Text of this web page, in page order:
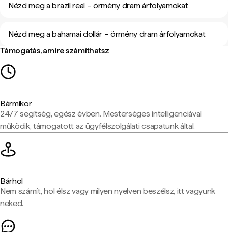
Nézd meg a brazil real – örmény dram árfolyamokat
Nézd meg a bahamai dollár – örmény dram árfolyamokat
Támogatás, amire számíthatsz
Bármikor
24/7 segítség, egész évben. Mesterséges intelligenciával
működik, támogatott az ügyfélszolgálati csapatunk által.
Bárhol
Nem számít, hol élsz vagy milyen nyelven beszélsz, itt vagyunk
neked.